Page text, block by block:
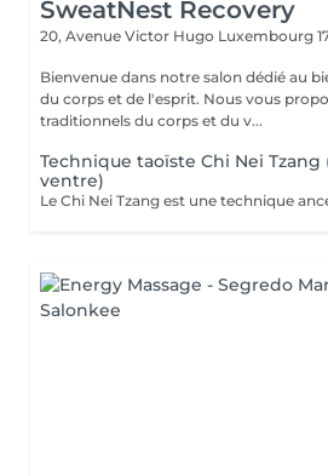
SweatNest Recovery
20, Avenue Victor Hugo Luxembourg
Bienvenue dans notre salon dédié au
du corps et de l'esprit. Nous vous
traditionnels du corps et du v...
Technique taoïste Chi Nei Tzang
ventre)